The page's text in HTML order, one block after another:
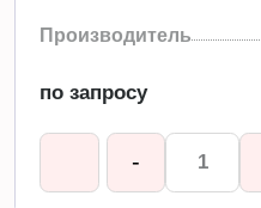
Производитель
по запросу
-